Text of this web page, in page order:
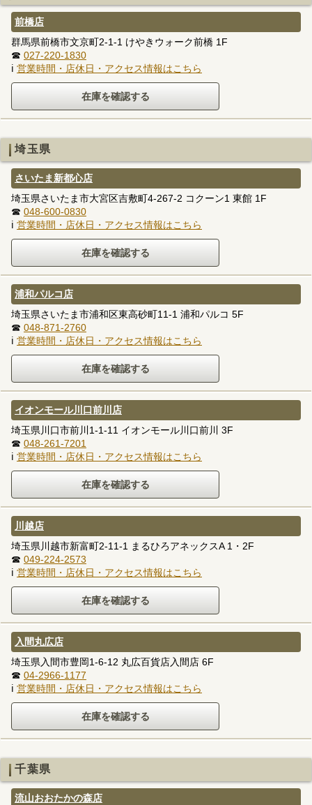
前橋店
群馬県前橋市文京町2-1-1 けやきウォーク前橋 1F
☎ 027-220-1830
ℹ 営業時間・店休日・アクセス情報はこちら
埼玉県
さいたま新都心店
埼玉県さいたま市大宮区吉敷町4-267-2 コクーン1 東館 1F
☎ 048-600-0830
ℹ 営業時間・店休日・アクセス情報はこちら
浦和パルコ店
埼玉県さいたま市浦和区東高砂町11-1 浦和パルコ 5F
☎ 048-871-2760
ℹ 営業時間・店休日・アクセス情報はこちら
イオンモール川口前川店
埼玉県川口市前川1-1-11 イオンモール川口前川 3F
☎ 048-261-7201
ℹ 営業時間・店休日・アクセス情報はこちら
川越店
埼玉県川越市新富町2-11-1 まるひろアネックスA 1・2F
☎ 049-224-2573
ℹ 営業時間・店休日・アクセス情報はこちら
入間丸広店
埼玉県入間市豊岡1-6-12 丸広百貨店入間店 6F
☎ 04-2966-1177
ℹ 営業時間・店休日・アクセス情報はこちら
千葉県
流山おおたかの森店